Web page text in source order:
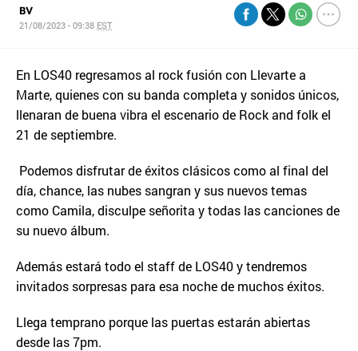
BV
21/08/2023 - 09:38 EST
En LOS40 regresamos al rock fusión con Llevarte a
Marte, quienes con su banda completa y sonidos únicos,
llenaran de buena vibra el escenario de Rock and folk el
21 de septiembre.
Podemos disfrutar de éxitos clásicos como al final del
día, chance, las nubes sangran y sus nuevos temas
como Camila, disculpe señorita y todas las canciones de
su nuevo álbum.
Además estará todo el staff de LOS40 y tendremos
invitados sorpresas para esa noche de muchos éxitos.
Llega temprano porque las puertas estarán abiertas
desde las 7pm.